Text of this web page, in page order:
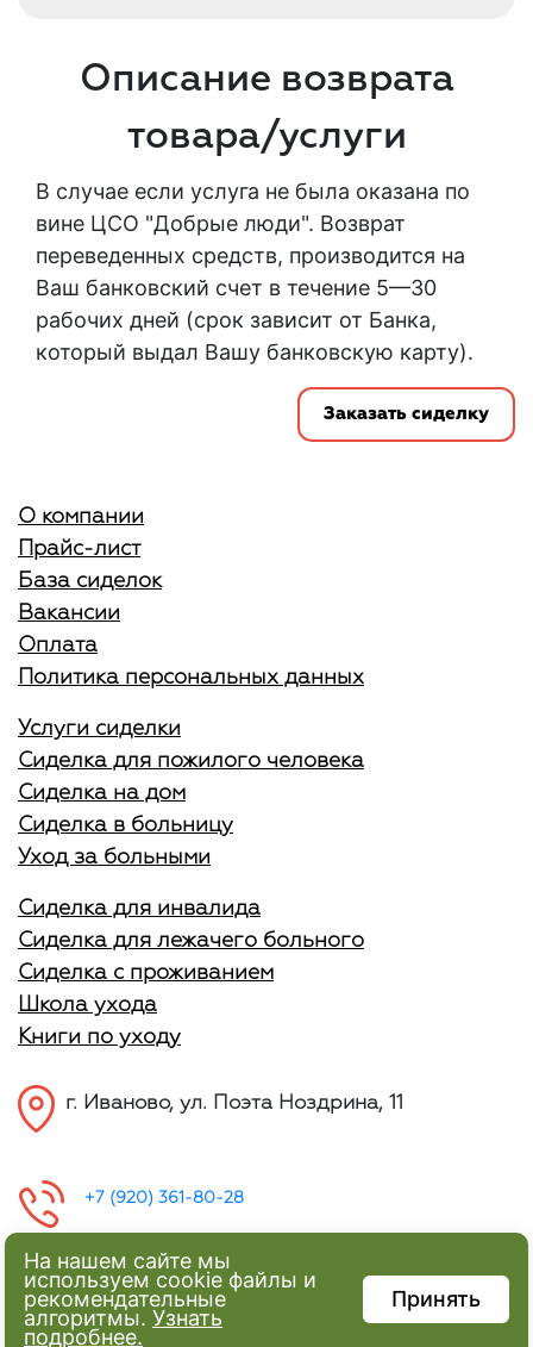
Описание возврата
товара/услуги
В случае если услуга не была оказана по
вине ЦСО "Добрые люди". Возврат
переведенных средств, производится на
Ваш банковский счет в течение 5—30
рабочих дней (срок зависит от Банка,
который выдал Вашу банковскую карту).
Заказать сиделку
О компании
Прайс-лист
База сиделок
Вакансии
Оплата
Политика персональных данных
Услуги сиделки
Сиделка для пожилого человека
Сиделка на дом
Сиделка в больницу
Уход за больными
Сиделка для инвалида
Сиделка для лежачего больного
Сиделка с проживанием
Школа ухода
Книги по уходу
г. Иваново, ул. Поэта Ноздрина, 11
+7 (920) 361-80-28
На нашем сайте мы
используем cookie файлы и
рекомендательные
алгоритмы. Узнать
подробнее.
Принять